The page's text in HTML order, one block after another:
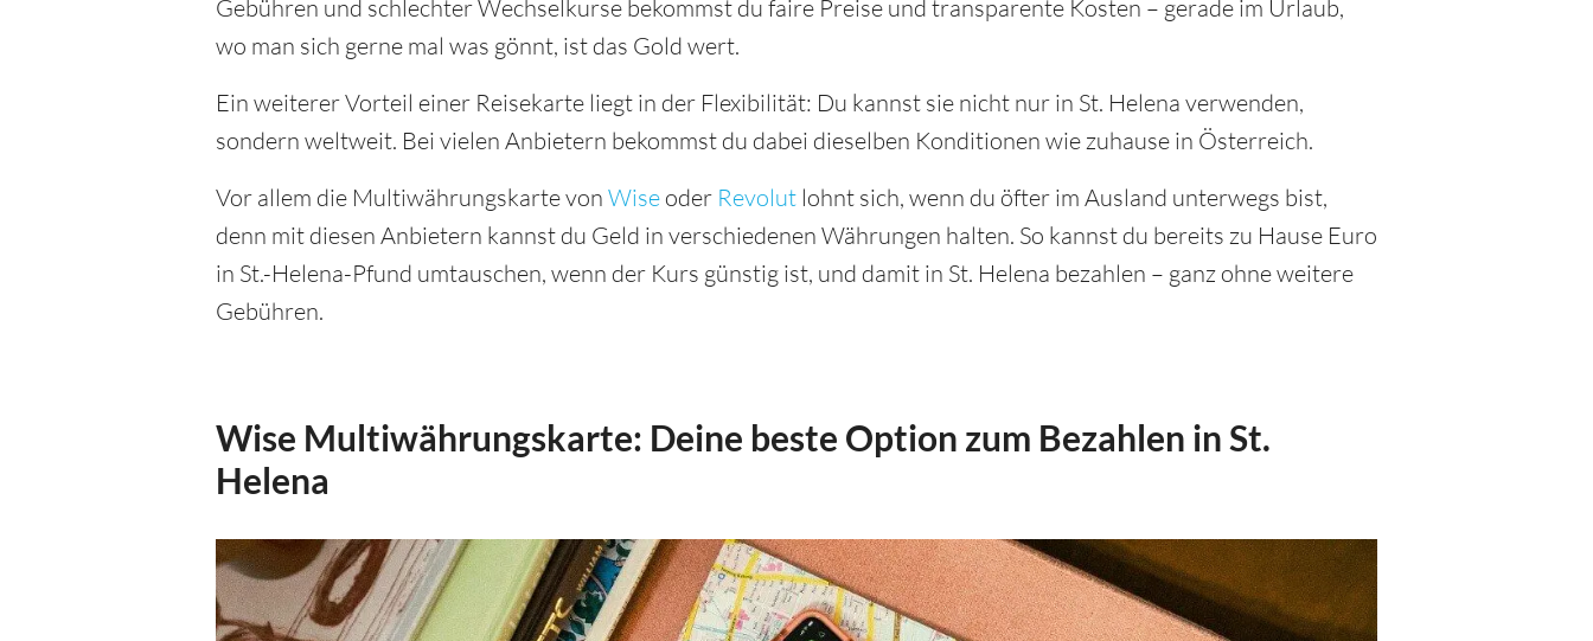
Gebühren und schlechter Wechselkurse bekommst du faire Preise und transparente Kosten – gerade im Urlaub,
wo man sich gerne mal was gönnt, ist das Gold wert.
Ein weiterer Vorteil einer Reisekarte liegt in der Flexibilität: Du kannst sie nicht nur in St. Helena verwenden,
sondern weltweit. Bei vielen Anbietern bekommst du dabei dieselben Konditionen wie zuhause in Österreich.
Vor allem die Multiwährungskarte von Wise oder Revolut lohnt sich, wenn du öfter im Ausland unterwegs bist,
denn mit diesen Anbietern kannst du Geld in verschiedenen Währungen halten. So kannst du bereits zu Hause Euro
in St.-Helena-Pfund umtauschen, wenn der Kurs günstig ist, und damit in St. Helena bezahlen – ganz ohne weitere
Gebühren.
Wise Multiwährungskarte: Deine beste Option zum Bezahlen in St.
Helena